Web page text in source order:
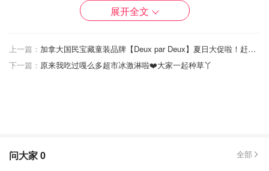
三款精华液的质地清爽程度：
展开全文
上一篇：
加拿大国民宝藏童装品牌【Deux par Deux】夏日大促啦！赶紧给娃置新衣吧！
下一篇： 原来我吃过嘎么多超市冰激淋啦❤️大家一起种草丫
问大家0 全部